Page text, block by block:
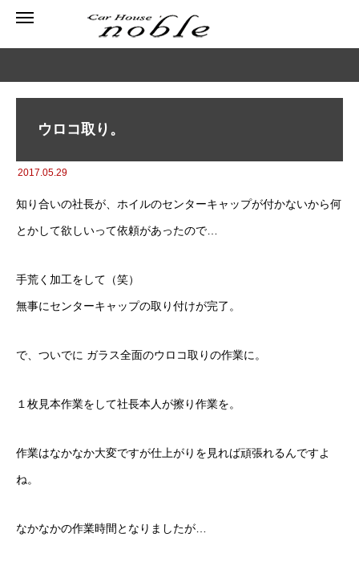
ウロコ取り。
2017.05.29
知り合いの社長が、ホイルのセンターキャップが付かないから何
とかして欲しいって依頼があったので…
手荒く加工をして（笑）
無事にセンターキャップの取り付けが完了。
で、ついでに ガラス全面のウロコ取りの作業に。
１枚見本作業をして社長本人が擦り作業を。
作業はなかなか大変ですが仕上がりを見れば頑張れるんですよ
ね。
なかなかの作業時間となりましたが…